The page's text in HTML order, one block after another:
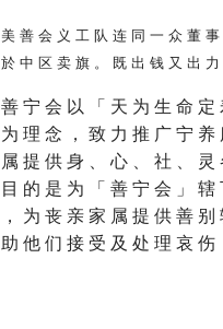
美 善 会 义 工 队 连 同 一 众 董
於 中 区 卖 旗 。 既 出 钱 又 出
善 宁 会 以 「 天 为 生 命
为 理 念 ， 致 力 推 广 宁
属 提 供 身 、 心 、 社 、
目 的 是 为 「 善 宁 会 」
， 为 丧 亲 家 属 提 供 善
助 他 们 接 受 及 处 理 哀 伤